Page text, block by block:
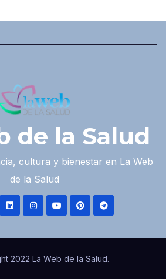
de la Salud
cultura y bienestar en La Web
de la Salud
2022 La Web de la Salud.